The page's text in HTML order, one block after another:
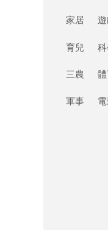
家居
育兒
三農
軍事